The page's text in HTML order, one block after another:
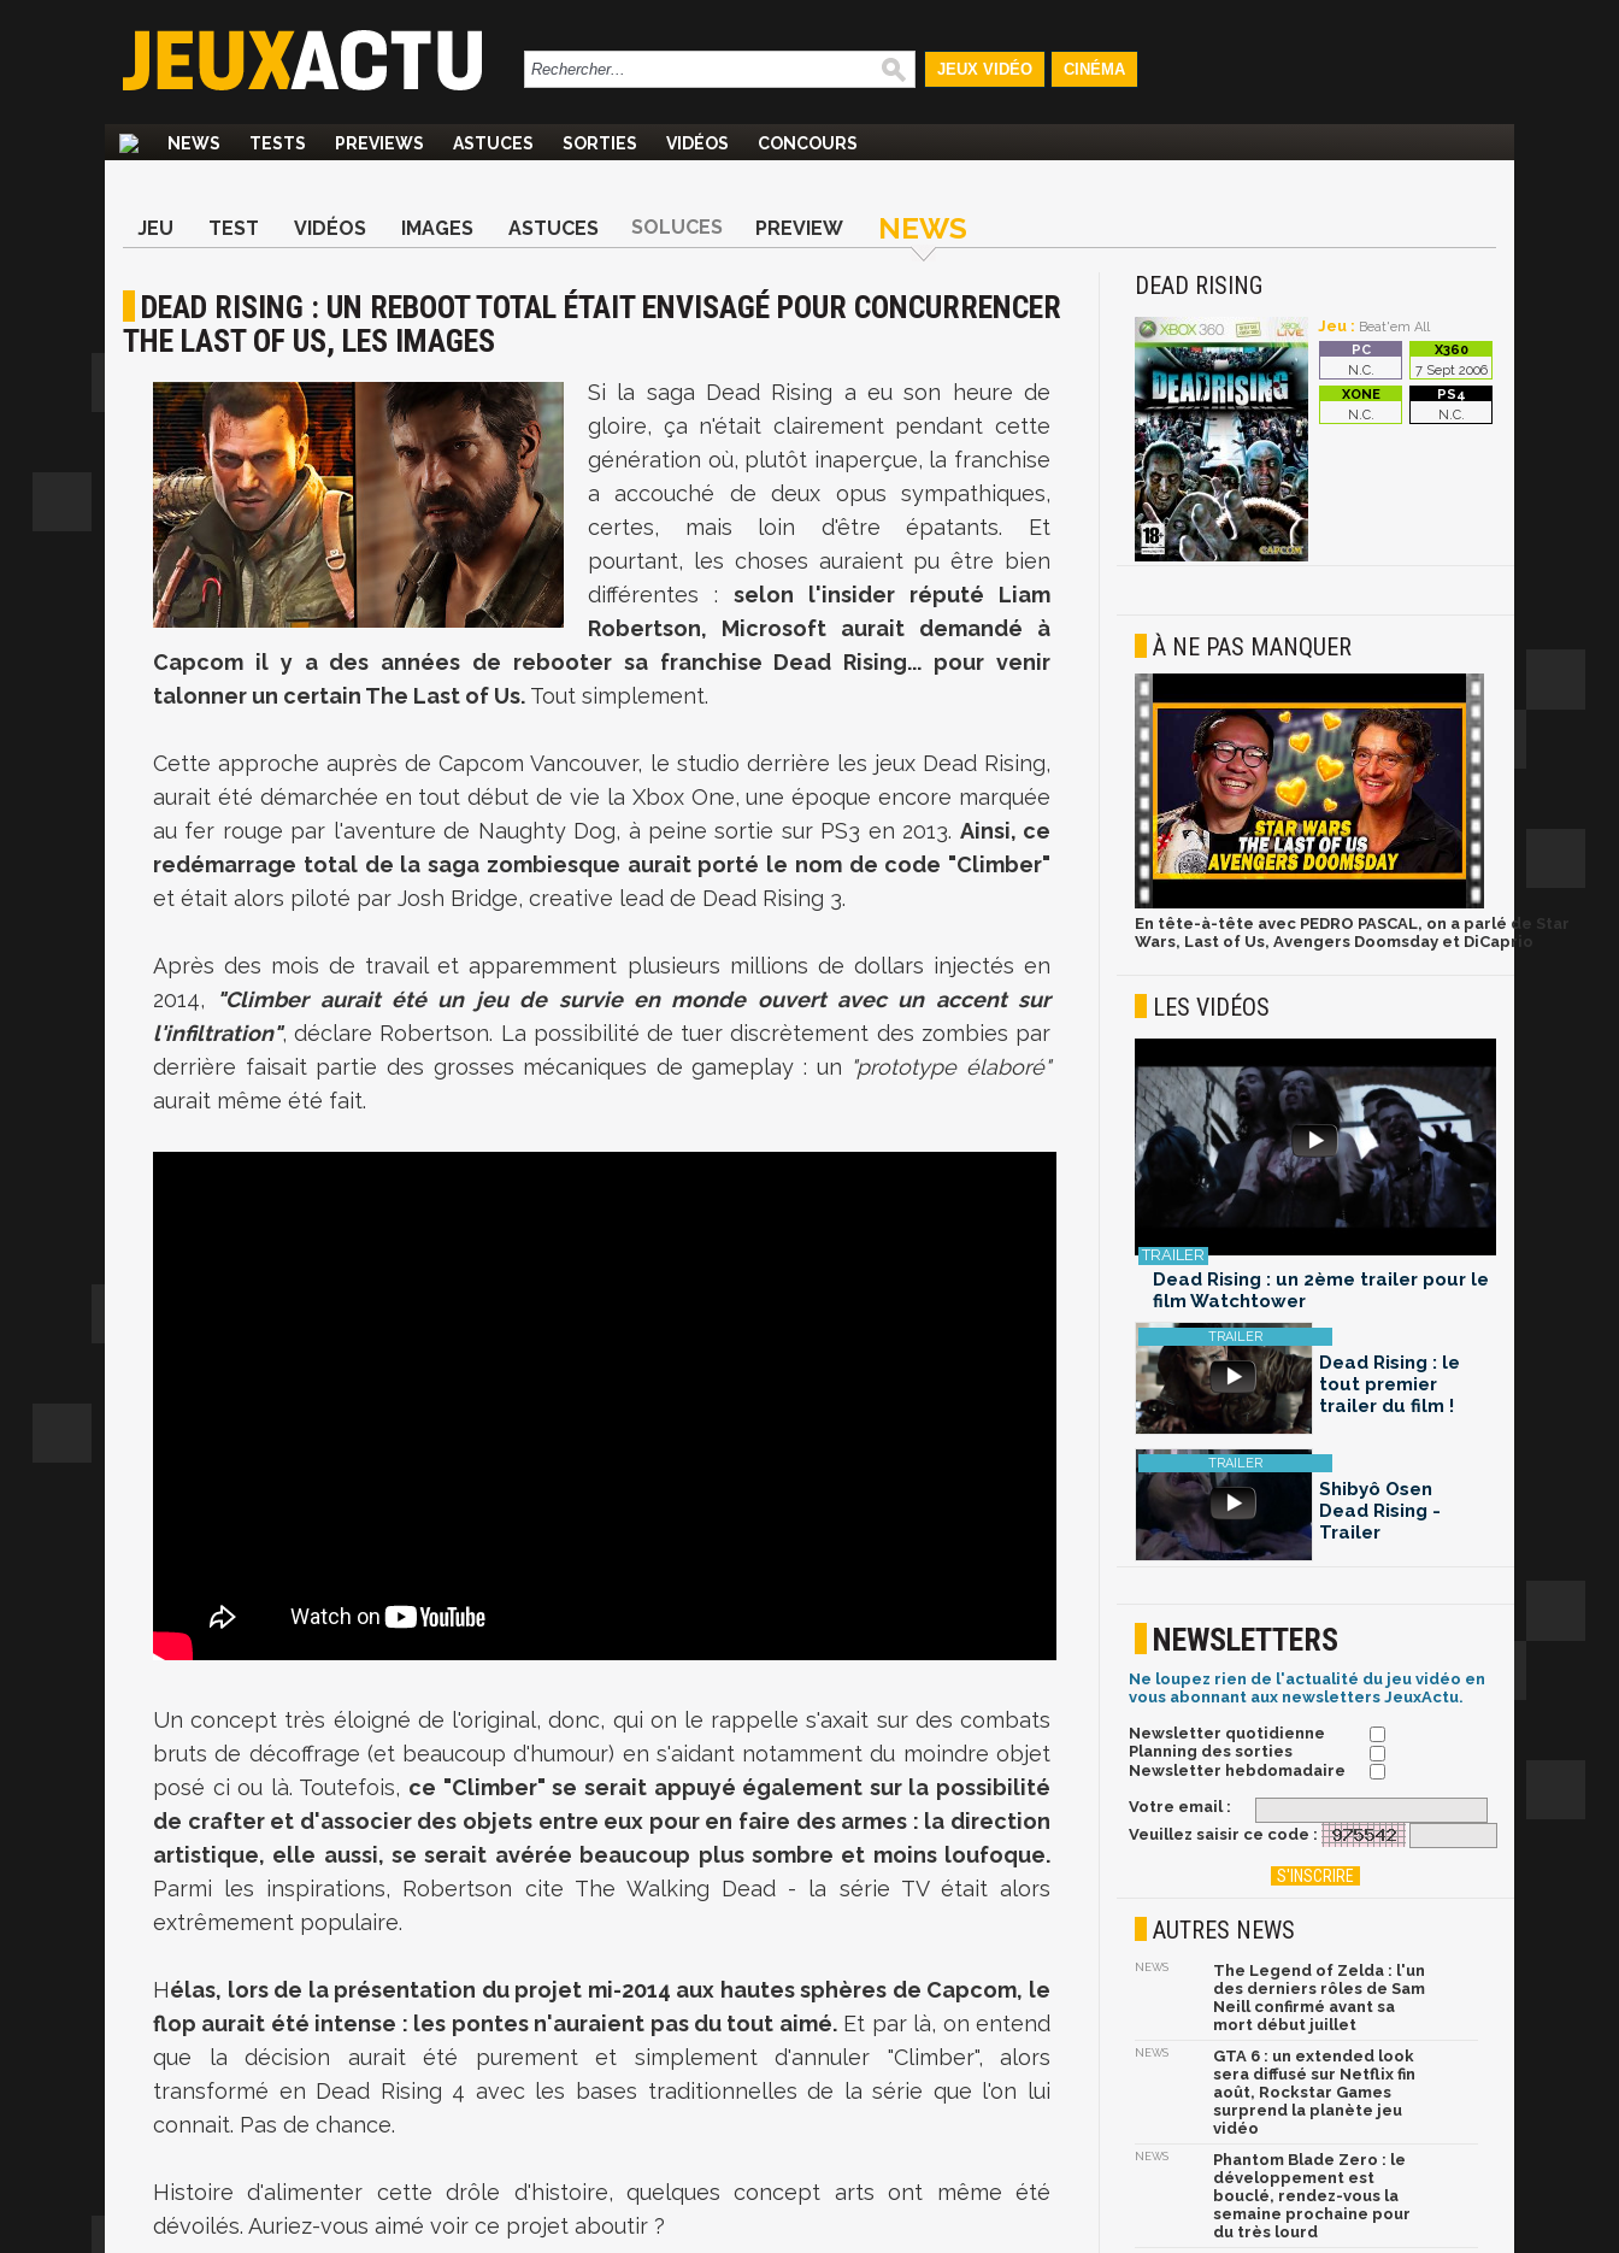
JEUX VIDÉO CINÉMA
NEWS TESTS PREVIEWS ASTUCES SORTIES VIDÉOS CONCOURS
JEU TEST VIDÉOS IMAGES ASTUCES SOLUCES PREVIEW NEWS
DEAD RISING : UN REBOOT TOTAL ÉTAIT ENVISAGÉ POUR CONCURRENCER
THE LAST OF US, LES IMAGES
Si la saga Dead Rising a eu son heure de
gloire, ça n'était clairement pendant cette
génération où, plutôt inaperçue, la franchise
a accouché de deux opus sympathiques,
certes, mais loin d'être épatants. Et
pourtant, les choses auraient pu être bien
différentes : selon l'insider réputé Liam
Robertson, Microsoft aurait demandé à
Capcom il y a des années de rebooter sa franchise Dead Rising... pour venir
talonner un certain The Last of Us. Tout simplement.
Cette approche auprès de Capcom Vancouver, le studio derrière les jeux Dead Rising,
aurait été démarchée en tout début de vie la Xbox One, une époque encore marquée
au fer rouge par l'aventure de Naughty Dog, à peine sortie sur PS3 en 2013. Ainsi, ce
redémarrage total de la saga zombiesque aurait porté le nom de code "Climber"
et était alors piloté par Josh Bridge, creative lead de Dead Rising 3.
Après des mois de travail et apparemment plusieurs millions de dollars injectés en
2014,
"Climber aurait été un jeu de survie en monde ouvert avec un accent sur
l'infiltration", déclare Robertson. La possibilité de tuer discrètement des zombies par
derrière faisait partie des grosses mécaniques de gameplay : un "prototype élaboré"
aurait même été fait.
Un concept très éloigné de l'original, donc, qui on le rappelle s'axait sur des combats
bruts de décoffrage (et beaucoup d'humour) en s'aidant notamment du moindre objet
posé ci ou là. Toutefois, ce "Climber" se serait appuyé également sur la possibilité
de crafter et d'associer des objets entre eux pour en faire des armes : la direction
artistique, elle aussi, se serait avérée beaucoup plus sombre et moins loufoque.
Parmi les inspirations, Robertson cite The Walking Dead - la série TV était alors
extrêmement populaire.
Hélas, lors de la présentation du projet mi-2014 aux hautes sphères de Capcom, le
flop aurait été intense : les pontes n'auraient pas du tout aimé.Et par là, on entend
que la décision aurait été purement et simplement d'annuler "Climber", alors
transformé en Dead Rising 4 avec les bases traditionnelles de la série que l'on lui
connait. Pas de chance.
Histoire d'alimenter cette drôle d'histoire, quelques concept arts ont même été
dévoilés. Auriez-vous aimé voir ce projet aboutir ?
DEAD RISING
Jeu : Beat'em All
N.C. 7 Sept 2006
N.C. N.C.
À NE PAS MANQUER
En tête-à-tête avec PEDRO PASCAL, on a parlé de Star
Wars, Last of Us, Avengers Doomsday et DiCaprio
LES VIDÉOS
Dead Rising : un 2ème trailer pour le
film Watchtower
Dead Rising : le
tout premier
trailer du film !
Shibyô Osen
Dead Rising -
Trailer
NEWSLETTERS
Ne loupez rien de l'actualité du jeu vidéo en
vous abonnant aux newsletters JeuxActu.
Newsletter quotidienne
Planning des sorties
Newsletter hebdomadaire
Votre email :
Veuillez saisir ce code :
AUTRES NEWS
NEWS
The Legend of Zelda : l'un
des derniers rôles de Sam
Neill confirmé avant sa
mort début juillet
NEWS
GTA 6 : un extended look
sera diffusé sur Netflix fin
août, Rockstar Games
surprend la planète jeu
vidéo
NEWS
Phantom Blade Zero : le
développement est
bouclé, rendez-vous la
semaine prochaine pour
du très lourd